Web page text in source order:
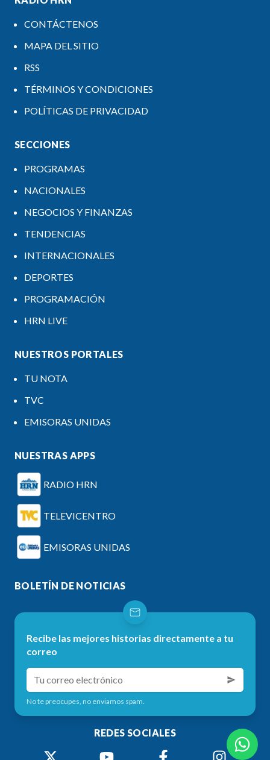
CONTÁCTENOS
MAPA DEL SITIO
RSS
TÉRMINOS Y CONDICIONES
POLÍTICAS DE PRIVACIDAD
SECCIONES
PROGRAMAS
NACIONALES
NEGOCIOS Y FINANZAS
TENDENCIAS
INTERNACIONALES
DEPORTES
PROGRAMACIÓN
HRN LIVE
NUESTROS PORTALES
TU NOTA
TVC
EMISORAS UNIDAS
NUESTRAS APPS
RADIO HRN
TELEVICENTRO
EMISORAS UNIDAS
BOLETÍN DE NOTICIAS
Recibe las mejores historias directamente a tu
correo
No te preocupes, no enviamos spam.
REDES SOCIALES